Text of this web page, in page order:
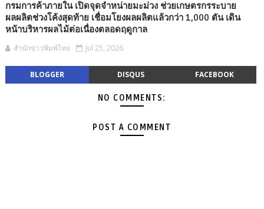
กรมการค้าภายใน เปิดจุดจำหน่ายมะม่วง ช่วยเกษตรกรระบาย
ผลผลิตช่วงโค้งสุดท้าย เชื่อมโยงผลผลิตแล้วกว่า 1,000 ตัน เดิน
หน้าบริหารผลไม้ต่อเนื่องตลอดฤดูกาล
สำนักข่าวพิมพ์ไทย Jul 25, 2026
BLOGGER DISQUS FACEBOOK
NO COMMENTS:
POST A COMMENT